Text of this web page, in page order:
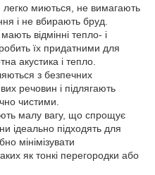
легко миються, не вимагають
і не вбирають бруд.
відмінні тепло- і
робить їх придатними для
акустика і тепло.
з безпечних
речовин і підлягають
чистими.
малу вагу, що спрощує
ідеально підходять для
мінімізувати
як тонкі перегородки або